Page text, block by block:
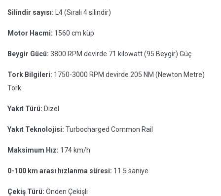
Silindir sayısı: L4 (Sıralı 4 silindir)
Motor Hacmi: 1560 cm küp
Beygir Gücü: 3800 RPM devirde 71 kilowatt (95 Beygir) Güç
Tork Bilgileri: 1750-3000 RPM devirde 205 NM (Newton Metre)
Tork
Yakıt Türü: Dizel
Yakıt Teknolojisi: Turbocharged Common Rail
Maksimum Hız: 174 km/h
0-100 km arası hızlanma süresi: 11.5 saniye
Çekiş Türü: Önden Çekişli